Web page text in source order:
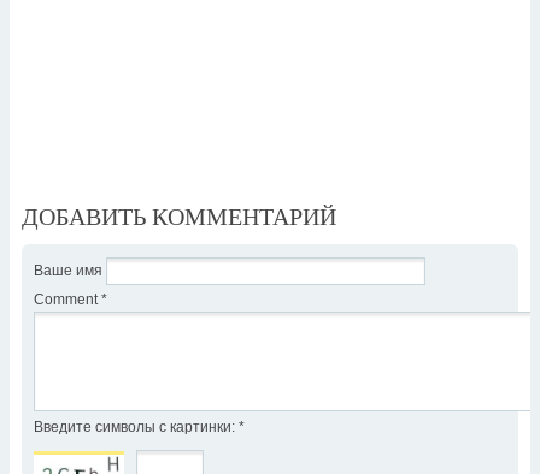
ДОБАВИТЬ КОММЕНТАРИЙ
Ваше имя
Comment *
Введите символы с картинки: *